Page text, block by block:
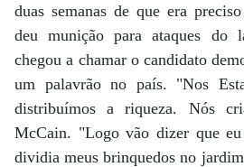
duas semanas de que era
deu munição para ataques do
chegou a chamar o candidato
um palavrão no país. "Nos
distribuímos a riqueza. Nós
McCain. "Logo vão dizer que
dividia meus brinquedos no